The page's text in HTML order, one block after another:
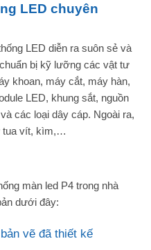
LED chuyên
LED diễn ra suôn sẻ và
bị kỹ lưỡng các vật tư
khoan, máy cắt, máy hàn,
LED, khung sắt, nguồn
các loại dây cáp. Ngoài ra,
tua vít, kìm,…
màn led P4 trong nhà
dưới đây:
vẽ đã thiết kế